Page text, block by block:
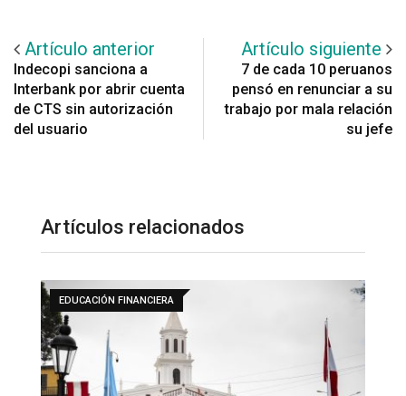
Artículo anterior
Indecopi sanciona a
Interbank por abrir cuenta
de CTS sin autorización
del usuario
Artículo siguiente
7 de cada 10 peruanos
pensó en renunciar a su
trabajo por mala relación
su jefe
Artículos relacionados
ECONOMÍA